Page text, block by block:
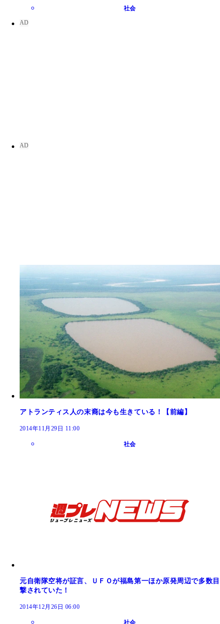
社会
アトランティス人の末裔は今も生きている！【前編】
2014年11月29日 11:00
社会
元自衛隊空将が証言、ＵＦＯが福島第一ほか原発周辺で多数目
撃されていた！
2014年12月26日 06:00
社会